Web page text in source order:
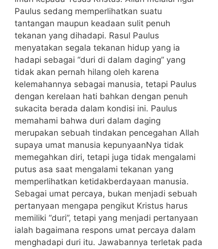
Paulus sedang memperlihatkan suatu
tantangan maupun keadaan sulit penuh
tekanan yang dihadapi. Rasul Paulus
menyatakan segala tekanan hidup yang ia
hadapi sebagai “duri di dalam daging” yang
tidak akan pernah hilang oleh karena
kelemahannya sebagai manusia, tetapi Paulus
dengan kerelaan hati bahkan dengan penuh
sukacita berada dalam kondisi ini. Paulus
memahami bahwa duri dalam daging
merupakan sebuah tindakan pencegahan Allah
supaya umat manusia kepunyaanNya tidak
memegahkan diri, tetapi juga tidak mengalami
putus asa saat mengalami tekanan yang
memperlihatkan ketidakberdayaan manusia.
Sebagai umat percaya, bukan menjadi sebuah
pertanyaan mengapa pengikut Kristus harus
memiliki “duri”, tetapi yang menjadi pertanyaan
ialah bagaimana respons umat percaya dalam
menghadapi duri itu. Jawabannya terletak pada